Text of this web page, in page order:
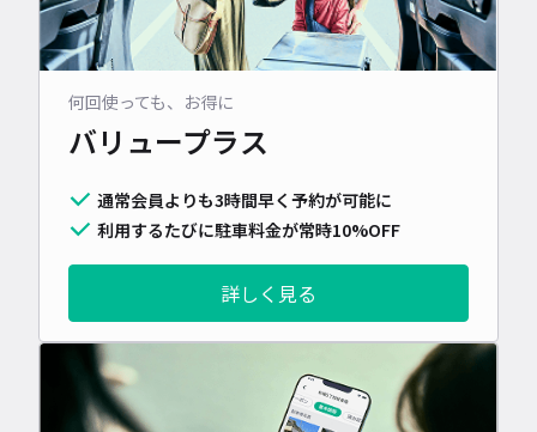
何回使っても、お得に
バリュープラス
通常会員よりも3時間早く予約が可能に
利用するたびに駐車料金が常時10%OFF
詳しく見る